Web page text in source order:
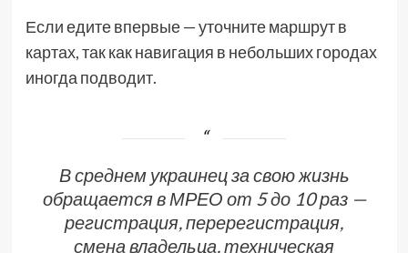
Если едите впервые — уточните маршрут в
картах, так как навигация в небольших городах
иногда подводит.
В среднем украинец за свою жизнь
обращается в МРЕО от 5 до 10 раз —
регистрация, перерегистрация,
смена владельца, техническая